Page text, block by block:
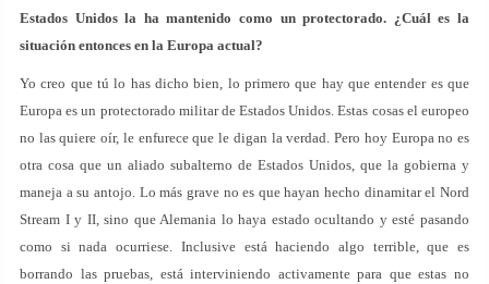
Estados Unidos la ha mantenido como un protectorado. ¿Cuál es la
situación entonces en la Europa actual?
Yo creo que tú lo has dicho bien, lo primero que hay que entender es que
Europa es un protectorado militar de Estados Unidos. Estas cosas el europeo
no las quiere oír, le enfurece que le digan la verdad. Pero hoy Europa no es
otra cosa que un aliado subalterno de Estados Unidos, que la gobierna y
maneja a su antojo. Lo más grave no es que hayan hecho dinamitar el Nord
Stream I y II, sino que Alemania lo haya estado ocultando y esté pasando
como si nada ocurriese. Inclusive está haciendo algo terrible, que es
borrando las pruebas, está interviniendo activamente para que estas no